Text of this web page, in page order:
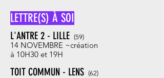
LETTRE(S) À SOI
L'ANTRE 2 - LILLE (59)
14 NOVEMBRE ~création
à 10H30 et 19H
TOIT COMMUN - LENS (62)